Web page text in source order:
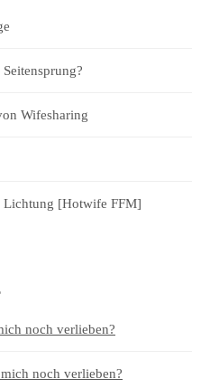
Wifesharing
Lichtung [Hotwife FFM]
noch verlieben?
noch verlieben?